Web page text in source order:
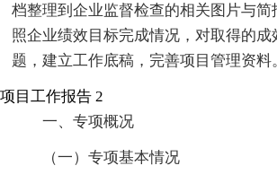
档整理到企业监督检查的相关图片与简
照企业绩效目标完成情况，对取得的成
题，建立工作底稿，完善项目管理资料
项目工作报告 2
一、专项概况
（一）专项基本情况